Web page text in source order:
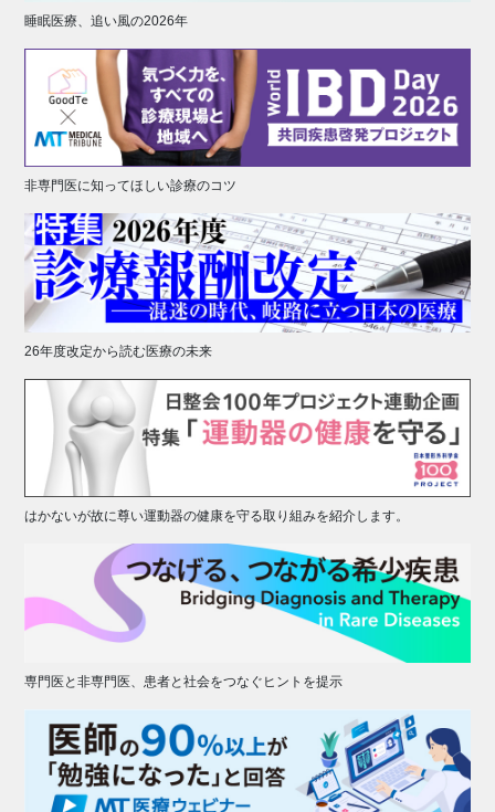
睡眠医療、追い風の2026年
非専門医に知ってほしい診療のコツ
26年度改定から読む医療の未来
はかないが故に尊い運動器の健康を守る取り組みを紹介します。
専門医と非専門医、患者と社会をつなぐヒントを提示